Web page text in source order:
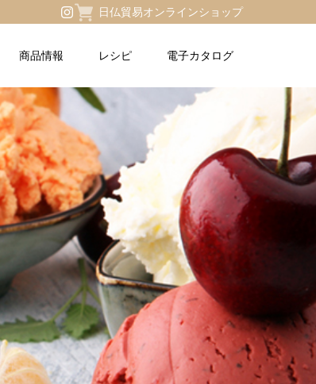
日仏貿易オンラインショップ
商品情報 レシピ 電子カタログ